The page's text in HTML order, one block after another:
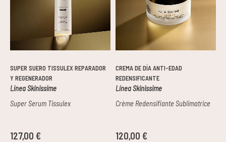
SUPER SUERO TISSULEX REPARADOR
Y REGENERADOR
Línea Skinissime
Super Serum Tissulex
127,00 €
CREMA DE DÍA ANTI-EDAD
REDENSIFICANTE
Línea Skinissime
Crème Redensifiante Sublimatrice
120,00 €
Nutricosméticos
Serums